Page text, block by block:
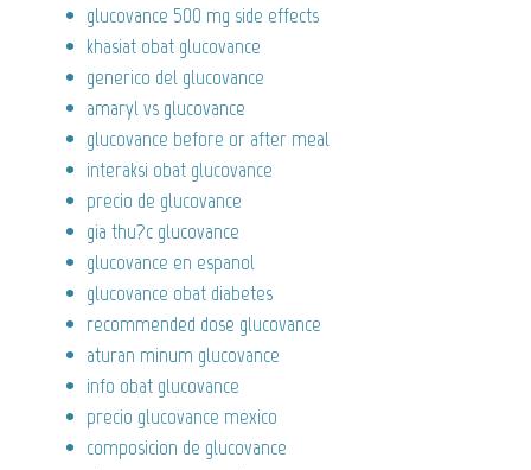
glucovance 500 mg side effects
khasiat obat glucovance
generico del glucovance
amaryl vs glucovance
glucovance before or after meal
interaksi obat glucovance
precio de glucovance
gia thu?c glucovance
glucovance en espanol
glucovance obat diabetes
recommended dose glucovance
aturan minum glucovance
info obat glucovance
precio glucovance mexico
composicion de glucovance